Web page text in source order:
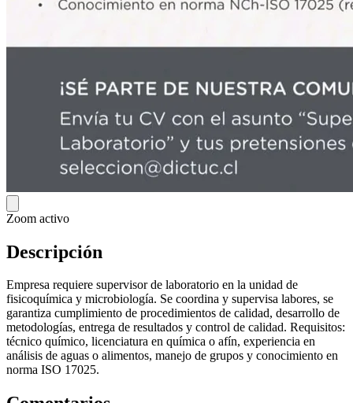
Zoom activo
Descripción
Empresa requiere supervisor de laboratorio en la unidad de
fisicoquímica y microbiología. Se coordina y supervisa labores, se
garantiza cumplimiento de procedimientos de calidad, desarrollo de
metodologías, entrega de resultados y control de calidad. Requisitos:
técnico químico, licenciatura en química o afín, experiencia en
análisis de aguas o alimentos, manejo de grupos y conocimiento en
norma ISO 17025.